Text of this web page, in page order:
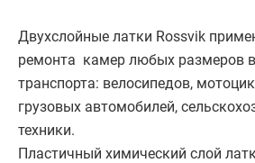
Двухслойные латки Rossvik
ремонта камер любых размеров
транспорта: велосипедов,
грузовых автомобилей,
техники.
Пластичный химический слой